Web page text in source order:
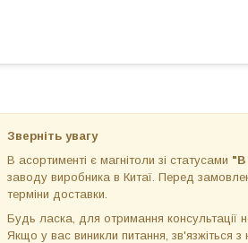
Зверніть увагу
В асортименті є магнітоли зі статусами "В
заводу виробника в Китаї. Перед
терміни доставки.
Будь ласка, для отримання консультації
Якщо у вас виникли питання, зв'язжіться з